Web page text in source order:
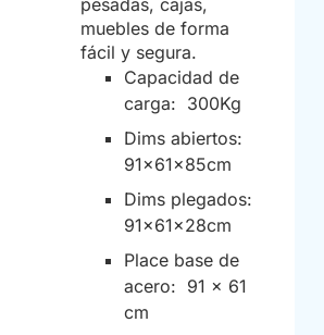
pesadas, cajas,
muebles de forma
fácil y segura.
Capacidad de
carga: 300Kg
Dims abiertos:
91x61x85cm
Dims plegados:
91x61x28cm
Place base de
acero: 91 x 61
cm